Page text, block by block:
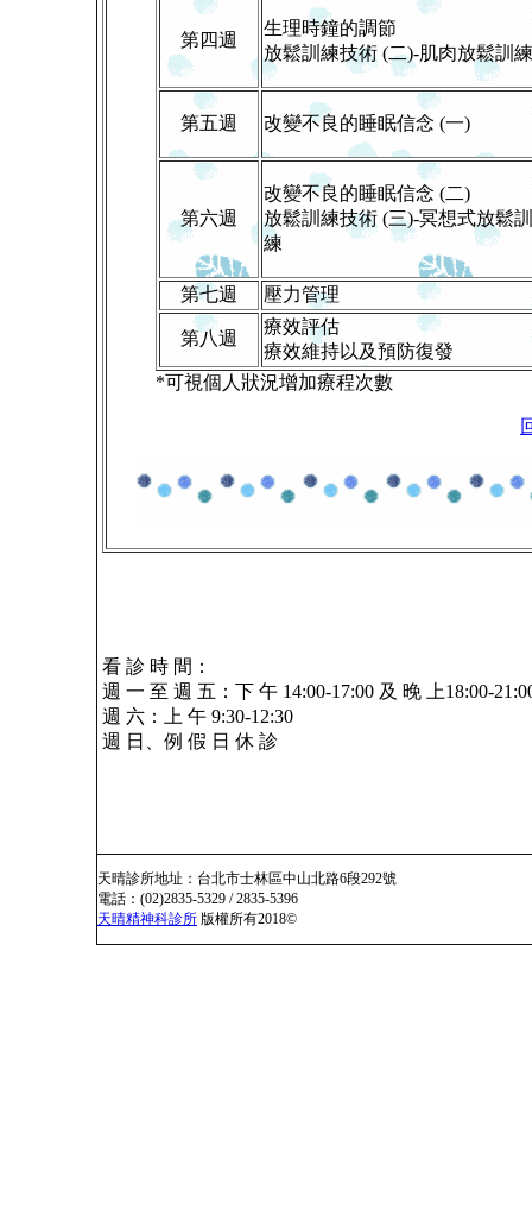
第四週
生理時鐘的調節
放鬆訓練技術 (二)-肌肉放鬆訓練
第五週 改變不良的睡眠信念 (一)
第六週
改變不良的睡眠信念 (二)
放鬆訓練技術 (三)-冥想式放鬆訓
練
第七週 壓力管理
第八週
療效評估
療效維持以及預防復發
*可視個人狀況增加療程次數
看 診 時 間：
週 一 至 週 五：下 午 14:00-17:00 及 晚 上18:00-
週 六：上 午 9:30-12:30
週 日、例 假 日 休 診
天晴診所地址：台北市士林區中山北路6段292號
電話：(02)2835-5329 / 2835-5396
天晴精神科診所 版權所有2018©